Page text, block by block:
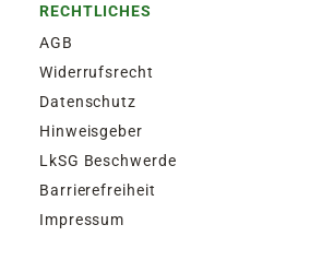
RECHTLICHES
AGB
Widerrufsrecht
Datenschutz
Hinweisgeber
LkSG Beschwerde
Barrierefreiheit
Impressum